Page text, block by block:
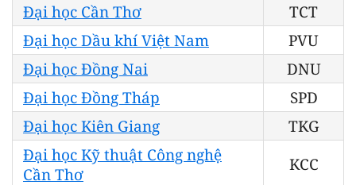
Đại học Cần Thơ
TCT
Đại học Dầu khí Việt Nam
PVU
Đại học Đồng Nai
DNU
Đại học Đồng Tháp
SPD
Đại học Kiên Giang
TKG
Đại học Kỹ thuật Công nghệ
Cần Thơ
KCC